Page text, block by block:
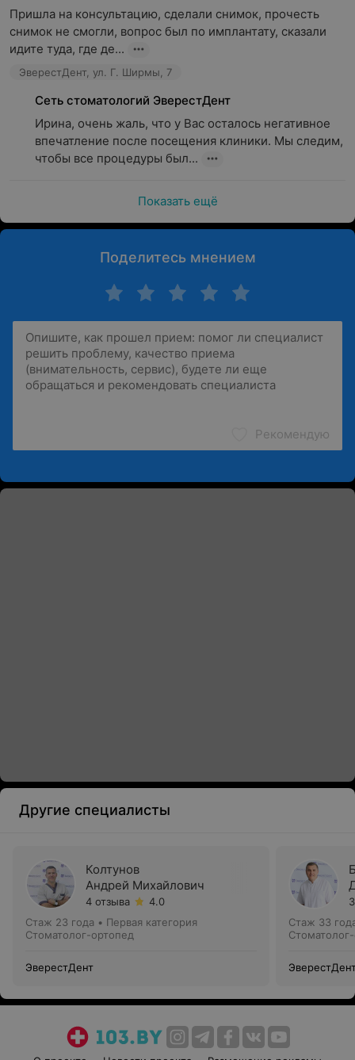
Пришла на консультацию, сделали снимок, прочесть
снимок не смогли, вопрос был по имплантату, сказали
идите туда, где де...
ЭверестДент, ул. Г. Ширмы, 7
Сеть стоматологий ЭверестДент
Ирина, очень жаль, что у Вас осталось негативное
впечатление после посещения клиники. Мы следим,
чтобы все процедуры был...
Показать ещё
Поделитесь мнением
Рекомендую
Другие специалисты
Колтунов
Андрей Михайлович
4 отзыва
4.0
Стаж 23 года • Первая категория
Стоматолог-ортопед
ЭверестДент
Стаж 33